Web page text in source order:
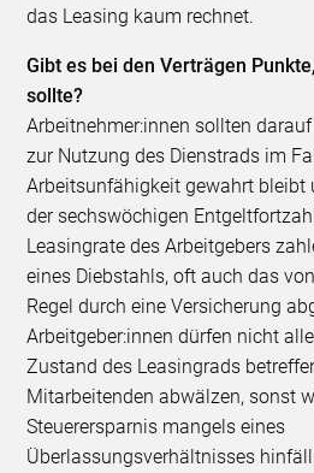
das Leasing kaum rechnet.
Gibt es bei den Verträgen
sollte?
Arbeitnehmer:innen sollten
zur Nutzung des Dienstrads im
Arbeitsunfähigkeit gewahrt bleibt
der sechswöchigen
Leasingrate des Arbeitgebers
eines Diebstahls, oft auch das
Regel durch eine Versicherung
Arbeitgeber:innen dürfen nicht
Zustand des Leasingrads
Mitarbeitenden abwälzen, sonst
Steuerersparnis mangels eines
Überlassungsverhältnisses